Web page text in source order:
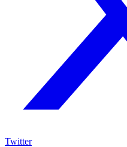
Twitter